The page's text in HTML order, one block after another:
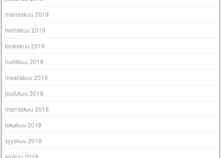
marraskuu 2019
heinäkuu 2019
toukokuu 2019
huhtikuu 2019
maaliskuu 2019
joulukuu 2018
marraskuu 2018
lokakuu 2018
syyskuu 2018
elokuu 2018